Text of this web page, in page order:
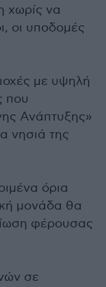
χωρίς να
οι υποδομές
με υψηλή
που
Ανάπτυξης»
νησιά της
όρια
μονάδα θα
φέρουσας
σε